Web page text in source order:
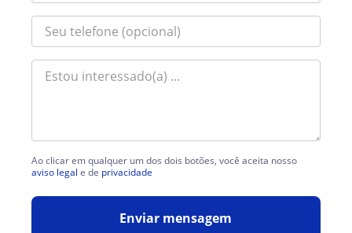
Ao clicar em qualquer um dos dois botões, você aceita nosso
aviso legal e de privacidade
Enviar mensagem